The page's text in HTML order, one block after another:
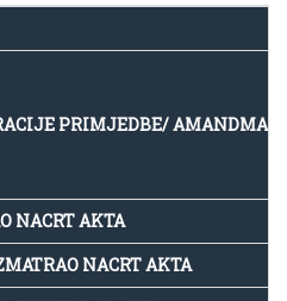
PRIMJEDBE/
NACRT AKTA
NACRT AKTA